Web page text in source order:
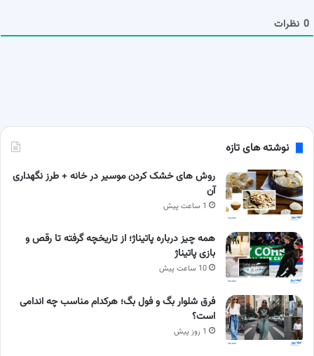
0 نظرات
نوشته های تازه
روش های خشک کردن موسیر در خانه + طرز نگهداری
آن
1 ساعت پیش
همه چیز درباره پاتیناژ؛ از تاریخچه گرفته تا رقص و
بازی پاتیناژ
10 ساعت پیش
فرق شلوار بگ و فول بگ؛ هرکدام مناسب چه اندامی
است؟
1 روز پیش